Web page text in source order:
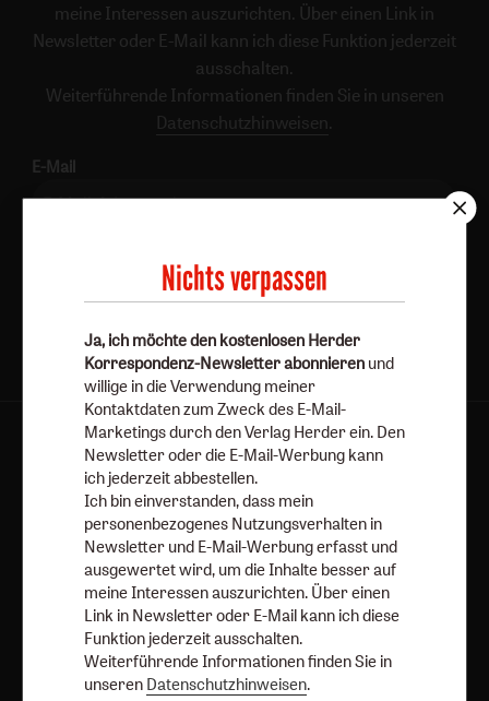
meine Interessen auszurichten. Über einen Link in
Newsletter oder E-Mail kann ich diese Funktion jederzeit
ausschalten.
Weiterführende Informationen finden Sie in unseren
Datenschutzhinweisen .
E-Mail
Jetzt anmelden
AGB und Widerrufsbelehrung
Datenschutz
Barrierefreiheit
Vertrag widerrufen Abo online kündigen
Nichts verpassen
Ja, ich möchte den kostenlosen Herder
Korrespondenz-Newsletter abonnieren und
willige in die Verwendung meiner
Kontaktdaten zum Zweck des E-Mail-
Marketings durch den Verlag Herder ein. Den
Newsletter oder die E-Mail-Werbung kann
ich jederzeit abbestellen.
Ich bin einverstanden, dass mein
personenbezogenes Nutzungsverhalten in
Newsletter und E-Mail-Werbung erfasst und
ausgewertet wird, um die Inhalte besser auf
meine Interessen auszurichten. Über einen
Link in Newsletter oder E-Mail kann ich diese
Funktion jederzeit ausschalten.
Weiterführende Informationen finden Sie in
unseren Datenschutzhinweisen.